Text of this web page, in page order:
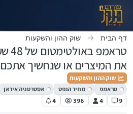
דילוג לתוכן
דף הבית שוק ההון והשקעות
את המיצרים או שנחשיך
שוק ההון והשקעות
טראמפ
מחיר הנפט אסטרטגיה איראן
9
4
396
4